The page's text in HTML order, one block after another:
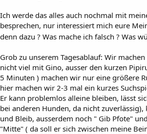
Ich werde das alles auch nochmal mit
besprechen, nur interessiert mich eure
denn dazu ? Was mache ich falsch ? Was
Grob zu unserem Tagesablauf: Wir
nicht viel mit Gino, ausser den kurzen
5 Minuten ) machen wir nur eine größere
hier machen wir 2-3 mal ein kurzes
Er kann problemlos alleine bleiben, lässt
bei anderen Hunden, da nicht zuverlässig),
und Bleib, ausserdem noch " Gib Pfote"
"Mitte" ( da soll er sich zwischen meine